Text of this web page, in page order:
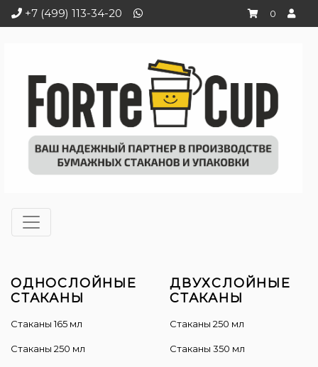
+7 (499) 113-34-20 0
ОДНОСЛОЙНЫЕ
СТАКАНЫ
Стаканы 165 мл
Стаканы 250 мл
ДВУХСЛОЙНЫЕ
СТАКАНЫ
Cтаканы 250 мл
Стаканы 350 мл